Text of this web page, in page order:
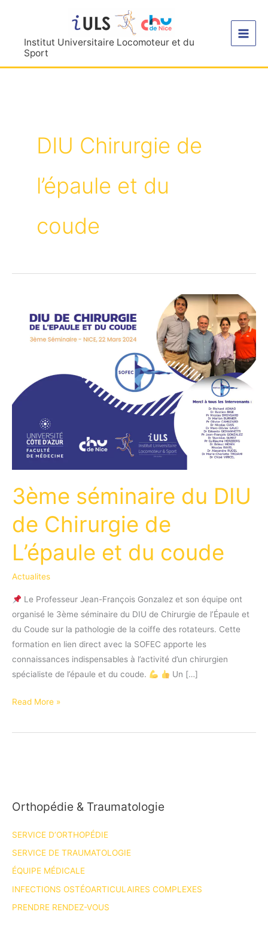
contenuInstitut Universitaire Locomoteur et du
Sport
DIU Chirurgie de
l’épaule et du
coude
3ème séminaire du DIU
de Chirurgie de
L’épaule et du coude
Actualites
Le Professeur Jean-François Gonzalez et son équipe ont
organisé le 3ème séminaire du DIU de Chirurgie de l’Épaule et
du Coude sur la pathologie de la coiffe des rotateurs. Cette
formation en lien direct avec la SOFEC apporte les
connaissances indispensables à l’activité d’un chirurgien
spécialiste de l’épaule et du coude.
Un […]
3ème
du
L’épaule
du
coude
Read More »
Orthopédie & Traumatologie
SERVICE D’ORTHOPÉDIE
SERVICE DE TRAUMATOLOGIE
ÉQUIPE MÉDICALE
INFECTIONS OSTÉOARTICULAIRES COMPLEXES
PRENDRE RENDEZ-VOUS